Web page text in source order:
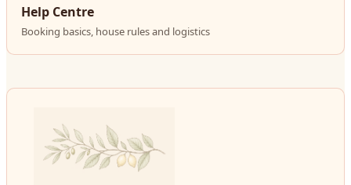
Help Centre
Booking basics, house rules and logistics